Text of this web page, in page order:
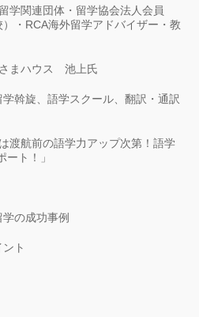
学関連団体・留学協会法人会員
）・RCA海外留学アドバイザー・教
ハウス 池上氏
語学スクール、翻訳・通訳
航前の語学力アップ次第！語学
ト！」
の成功事例
ト